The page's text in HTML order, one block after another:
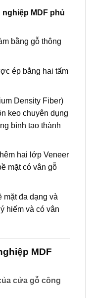
MDF phủ
bằng gỗ thông
ép bằng hai tấm
Density Fiber)
keo chuyên dụng
bình tạo thành
hai lớp Veneer
mặt có vân gỗ
mặt đa dạng và
hiếm và có vân
MDF
cửa gỗ công